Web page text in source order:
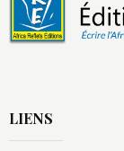
LIENS